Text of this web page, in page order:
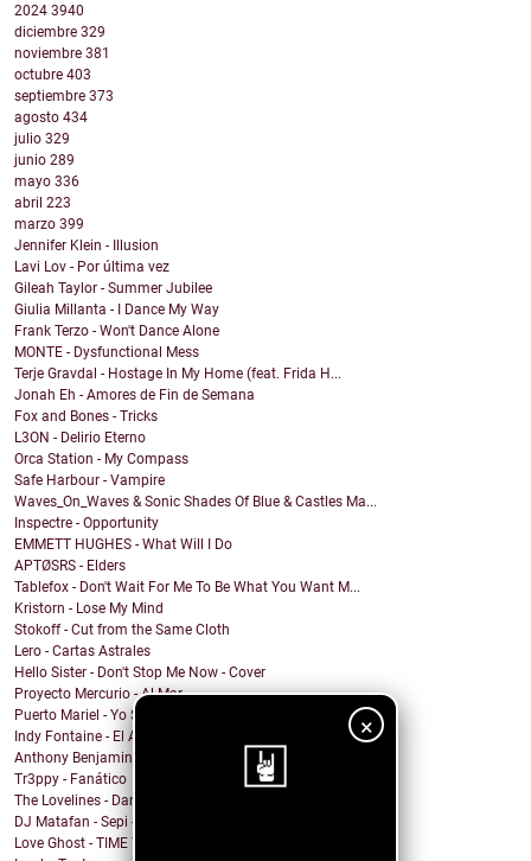
×
2024 3940
diciembre 329
noviembre 381
octubre 403
septiembre 373
agosto 434
julio 329
junio 289
mayo 336
abril 223
marzo 399
Jennifer Klein - Illusion
Lavi Lov - Por última vez
Gileah Taylor - Summer Jubilee
Giulia Millanta - I Dance My Way
Frank Terzo - Won't Dance Alone
MONTE - Dysfunctional Mess
Terje Gravdal - Hostage In My Home (feat. Frida H...
Jonah Eh - Amores de Fin de Semana
Fox and Bones - Tricks
L3ON - Delirio Eterno
Orca Station - My Compass
Safe Harbour - Vampire
Waves_On_Waves & Sonic Shades Of Blue & Castles Ma...
Inspectre - Opportunity
EMMETT HUGHES - What Will I Do
APTØSRS - Elders
Tablefox - Don't Wait For Me To Be What You Want M...
Kristorn - Lose My Mind
Stokoff - Cut from the Same Cloth
Lero - Cartas Astrales
Hello Sister - Don't Stop Me Now - Cover
Proyecto Mercurio - Al Mar
Puerto Mariel - Yo Soy el Solitario
Indy Fontaine - El Amor No Alcanza
Anthony Benjamin - Home
Tr3ppy - Fanático
The Lovelines - Darlin'
DJ Matafan - Sepi - Faut pas y craindre
Love Ghost - TIME TRAVEL